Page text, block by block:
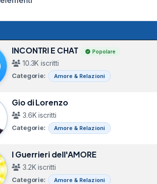
INCONTRI E CHAT Popolare
10.3K iscritti
Categorie: Amore & Relazioni
Gio di Lorenzo
3.6K iscritti
Categorie: Amore & Relazioni
I Guerrieri dell'AMORE
3.2K iscritti
Categorie: Amore & Relazioni